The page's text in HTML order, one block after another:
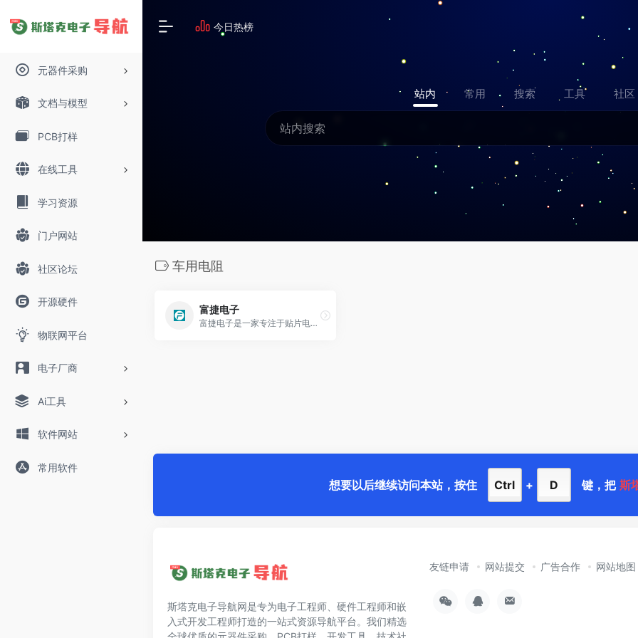
元器件采购
文档与模型
PCB打样
在线工具
学习资源
门户网站
社区论坛
开源硬件
物联网平台
电子厂商
Ai工具
软件网站
常用软件
今日热榜
站内 常用 搜索 工具 社区
车用电阻
富捷电子
富捷电子是一家专注于贴片电阻设计研发，生产，销售于一体的高新科技企业。主要产品包括贴片厚膜电阻、薄膜电阻、合金电阻、超低阻、车规电阻、抗硫化电阻等，产品广泛应用于全球微电子、计算机、光伏、新能源、车载等众多新兴和高科技领域。
想要以后继续访问本站，按住 Ctrl + D 键，把 斯
斯塔克电子导航网是专为电子工程师、硬件工程师和嵌
入式开发工程师打造的一站式资源导航平台。我们精选
友链申请 网站提交 广告合作 网站地图